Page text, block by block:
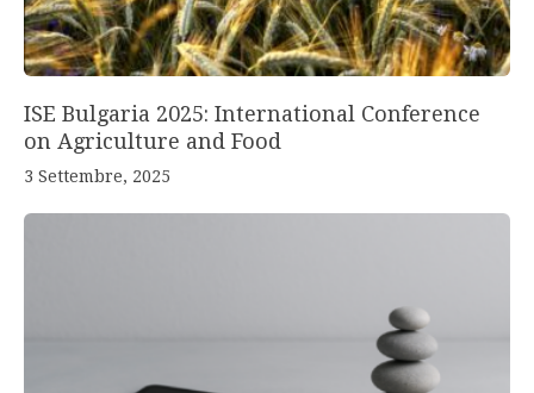
ISE Bulgaria 2025: International Conference
on Agriculture and Food
3 Settembre, 2025